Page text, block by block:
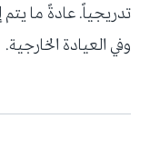
تدريجياً. عادةً ما يتم
وفي العيادة الخارجية.